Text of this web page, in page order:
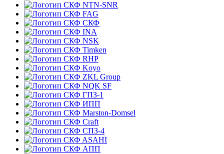
NTN-SNR
FAG
СКФ
INA
NSK
Timken
RHP
Koyo
ZKL Group
NQK SF
ГПЗ-1
ИПП
Marston-Domsel
Craft
СПЗ-4
ASAHI
АПП